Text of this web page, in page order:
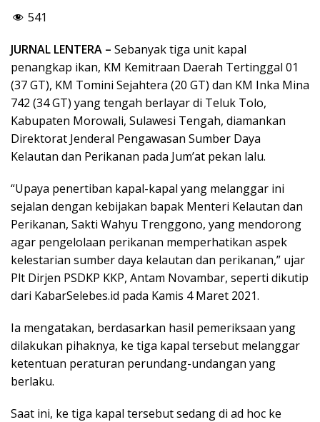
541
JURNAL LENTERA – Sebanyak tiga unit kapal
penangkap ikan, KM Kemitraan Daerah Tertinggal 01
(37 GT), KM Tomini Sejahtera (20 GT) dan KM Inka Mina
742 (34 GT) yang tengah berlayar di Teluk Tolo,
Kabupaten Morowali, Sulawesi Tengah, diamankan
Direktorat Jenderal Pengawasan Sumber Daya
Kelautan dan Perikanan pada Jum’at pekan lalu.
“Upaya penertiban kapal-kapal yang melanggar ini
sejalan dengan kebijakan bapak Menteri Kelautan dan
Perikanan, Sakti Wahyu Trenggono, yang mendorong
agar pengelolaan perikanan memperhatikan aspek
kelestarian sumber daya kelautan dan perikanan,” ujar
Plt Dirjen PSDKP KKP, Antam Novambar, seperti dikutip
dari KabarSelebes.id pada Kamis 4 Maret 2021.
Ia mengatakan, berdasarkan hasil pemeriksaan yang
dilakukan pihaknya, ke tiga kapal tersebut melanggar
ketentuan peraturan perundang-undangan yang
berlaku.
Saat ini, ke tiga kapal tersebut sedang di ad hoc ke